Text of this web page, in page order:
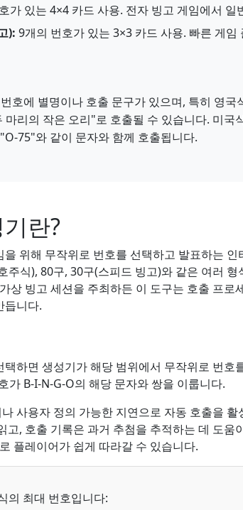
가 있는 4×4 카드 사용. 전자 빙고 게임에서 일
): 9개의 번호가 있는 3×3 카드 사용. 빠른 게임
호에 별명이나 호출 문구가 있으며, 특히 영국
리의 작은 오리"로 호출될 수 있습니다. 미국
75"와 같이 문자와 함께 호출됩니다.
란?
위해 무작위로 번호를 선택하고 발표하는
주식), 80구, 30구(스피드 빙고)와 같은 여러 형
상 빙고 세션을 주최하든 이 도구는 호출 프로
듭니다.
하면 생성기가 해당 범위에서 무작위로 번호
가 B-I-N-G-O의 해당 문자와 쌍을 이룹니다.
사용자 정의 가능한 지연으로 자동 호출을 활
고, 호출 기록은 과거 추첨을 추적하는 데 도움
플레이어가 쉽게 따라갈 수 있습니다.
의 최대 번호입니다: